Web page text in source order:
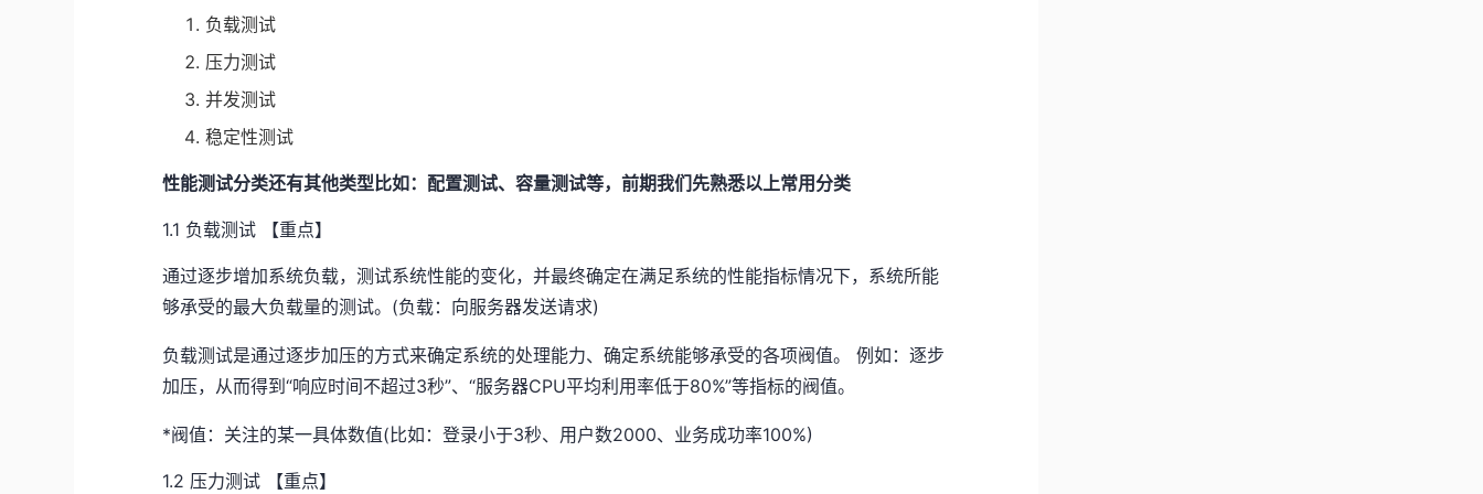
负载测试
压力测试
并发测试
稳定性测试
性能测试分类还有其他类型比如：配置测试、容量测试等，前期我们先熟悉以上常用分类
1.1 负载测试 【重点】
通过逐步增加系统负载，测试系统性能的变化，并最终确定在满足系统的性能指标情况下，系统所能
够承受的最大负载量的测试。(负载：向服务器发送请求)
负载测试是通过逐步加压的方式来确定系统的处理能力、确定系统能够承受的各项阀值。 例如：逐步
加压，从而得到“响应时间不超过3秒”、“服务器CPU平均利用率低于80%”等指标的阀值。
*阀值：关注的某一具体数值(比如：登录小于3秒、用户数2000、业务成功率100%)
1.2 压力测试 【重点】